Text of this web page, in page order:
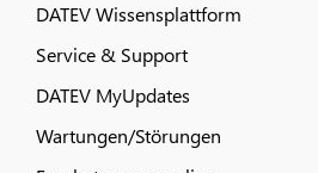
DATEV Wissensplattform
Service & Support
DATEV MyUpdates
Wartungen/Störungen